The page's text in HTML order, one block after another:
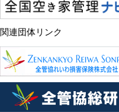
関連団体リンク